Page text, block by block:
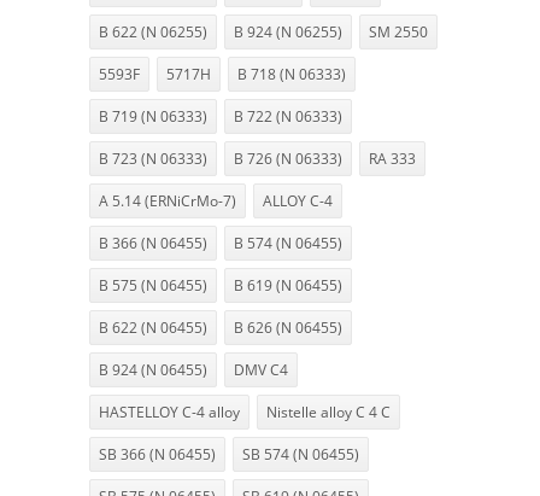
B 622 (N 06255) B 924 (N 06255) SM 2550
5593F 5717H B 718 (N 06333)
B 719 (N 06333) B 722 (N 06333)
B 723 (N 06333) B 726 (N 06333) RA 333
A 5.14 (ERNiCrMo-7) ALLOY C-4
B 366 (N 06455) B 574 (N 06455)
B 575 (N 06455) B 619 (N 06455)
B 622 (N 06455) B 626 (N 06455)
B 924 (N 06455) DMV C4
HASTELLOY C-4 alloy Nistelle alloy C 4 C
SB 366 (N 06455) SB 574 (N 06455)